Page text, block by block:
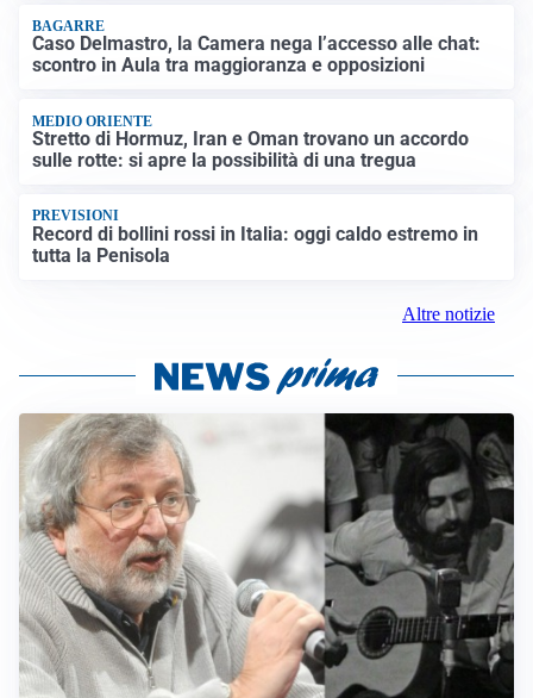
BAGARRE
Caso Delmastro, la Camera nega l’accesso alle chat:
scontro in Aula tra maggioranza e opposizioni
MEDIO ORIENTE
Stretto di Hormuz, Iran e Oman trovano un accordo
sulle rotte: si apre la possibilità di una tregua
PREVISIONI
Record di bollini rossi in Italia: oggi caldo estremo in
tutta la Penisola
Altre notizie